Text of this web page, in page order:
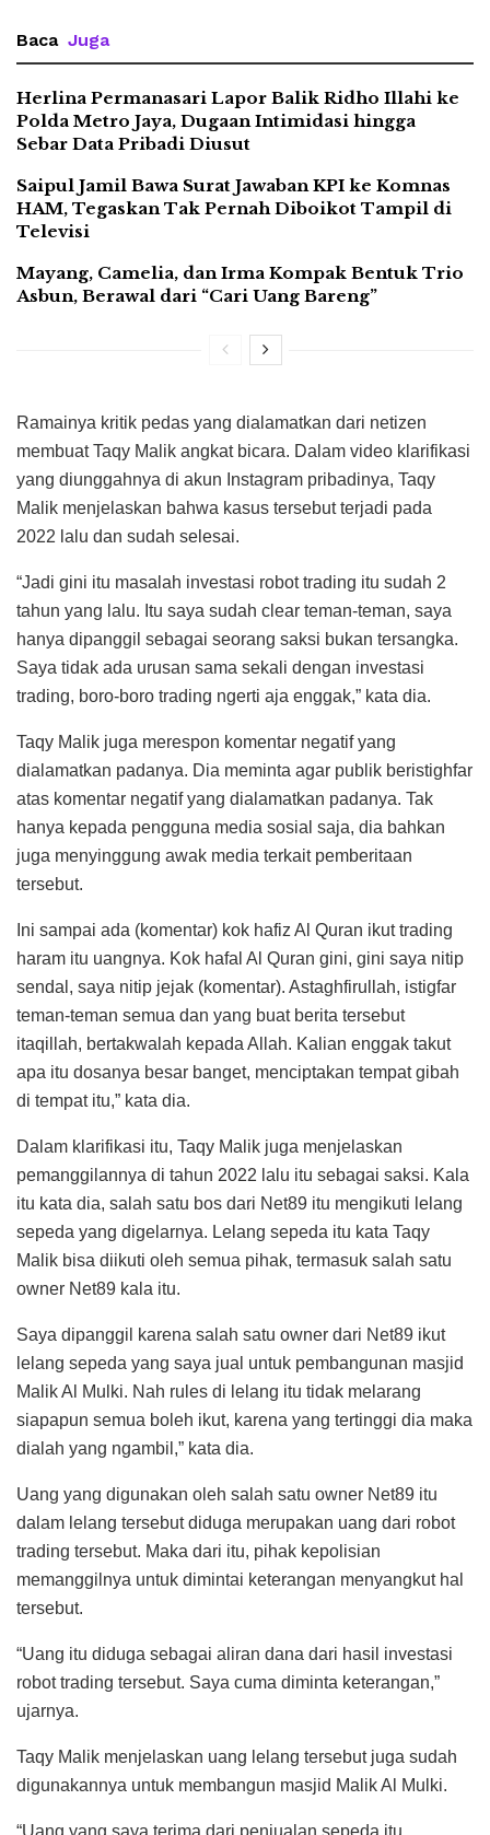
Baca Juga
Herlina Permanasari Lapor Balik Ridho Illahi ke
Polda Metro Jaya, Dugaan Intimidasi hingga
Sebar Data Pribadi Diusut
Saipul Jamil Bawa Surat Jawaban KPI ke Komnas
HAM, Tegaskan Tak Pernah Diboikot Tampil di
Televisi
Mayang, Camelia, dan Irma Kompak Bentuk Trio
Asbun, Berawal dari “Cari Uang Bareng”
Ramainya kritik pedas yang dialamatkan dari netizen
membuat Taqy Malik angkat bicara. Dalam video klarifikasi
yang diunggahnya di akun Instagram pribadinya, Taqy
Malik menjelaskan bahwa kasus tersebut terjadi pada
2022 lalu dan sudah selesai.
“Jadi gini itu masalah investasi robot trading itu sudah 2
tahun yang lalu. Itu saya sudah clear teman-teman, saya
hanya dipanggil sebagai seorang saksi bukan tersangka.
Saya tidak ada urusan sama sekali dengan investasi
trading, boro-boro trading ngerti aja enggak,” kata dia.
Taqy Malik juga merespon komentar negatif yang
dialamatkan padanya. Dia meminta agar publik beristighfar
atas komentar negatif yang dialamatkan padanya. Tak
hanya kepada pengguna media sosial saja, dia bahkan
juga menyinggung awak media terkait pemberitaan
tersebut.
Ini sampai ada (komentar) kok hafiz Al Quran ikut trading
haram itu uangnya. Kok hafal Al Quran gini, gini saya nitip
sendal, saya nitip jejak (komentar). Astaghfirullah, istigfar
teman-teman semua dan yang buat berita tersebut
itaqillah, bertakwalah kepada Allah. Kalian enggak takut
apa itu dosanya besar banget, menciptakan tempat gibah
di tempat itu,” kata dia.
Dalam klarifikasi itu, Taqy Malik juga menjelaskan
pemanggilannya di tahun 2022 lalu itu sebagai saksi. Kala
itu kata dia, salah satu bos dari Net89 itu mengikuti lelang
sepeda yang digelarnya. Lelang sepeda itu kata Taqy
Malik bisa diikuti oleh semua pihak, termasuk salah satu
owner Net89 kala itu.
Saya dipanggil karena salah satu owner dari Net89 ikut
lelang sepeda yang saya jual untuk pembangunan masjid
Malik Al Mulki. Nah rules di lelang itu tidak melarang
siapapun semua boleh ikut, karena yang tertinggi dia maka
dialah yang ngambil,” kata dia.
Uang yang digunakan oleh salah satu owner Net89 itu
dalam lelang tersebut diduga merupakan uang dari robot
trading tersebut. Maka dari itu, pihak kepolisian
memanggilnya untuk dimintai keterangan menyangkut hal
tersebut.
“Uang itu diduga sebagai aliran dana dari hasil investasi
robot trading tersebut. Saya cuma diminta keterangan,”
ujarnya.
Taqy Malik menjelaskan uang lelang tersebut juga sudah
digunakannya untuk membangun masjid Malik Al Mulki.